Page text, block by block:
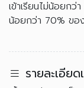
เข้าเรียนไม่น้อยกว่
น้อยกว่า 70% ขอ
รายละเอีย